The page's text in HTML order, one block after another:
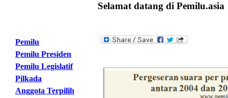
Selamat datang di Pemilu.asia
Pemilu
Pemilu Presiden
Pemilu Legislatif
Pilkada
Anggota Terpilih